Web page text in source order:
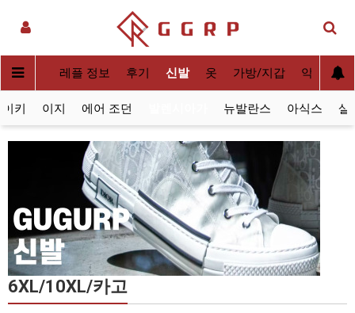
사[QC] 레플 정보 후기 신발 옷 가방/지갑 악세사리
키 이지 에어 조던 뉴발란스 아식스 살
6XL/10XL/카고